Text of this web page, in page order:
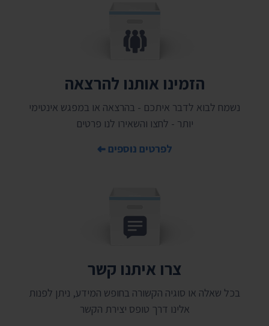
הזמינו אותנו להרצאה
נשמח לבוא לדבר איתכם - בהרצאה או במפגש אינטימי
יותר - לחצו והשאירו לנו פרטים
לפרטים נוספים
צרו איתנו קשר
בכל שאלה או סוגיה הקשורה בחופש המידע, ניתן לפנות
אלינו דרך טופס יצירת הקשר